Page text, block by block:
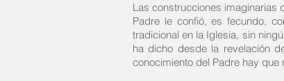
Las construcciones imaginarias
Padre le confió, es fecundo,
tradicional en la Iglesia, sin
ha dicho desde la revelación
conocimiento del Padre hay